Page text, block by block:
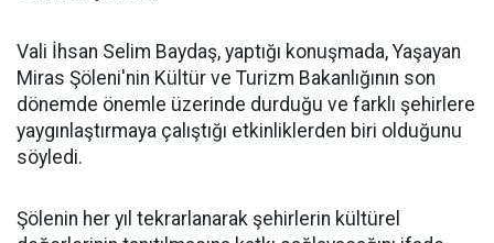
Vali İhsan Selim Baydaş, yaptığı konuşmada, Yaşayan
Miras Şöleni'nin Kültür ve Turizm Bakanlığının son
dönemde önemle üzerinde durduğu ve farklı şehirlere
yaygınlaştırmaya çalıştığı etkinliklerden biri olduğunu
söyledi.
Şölenin her yıl tekrarlanarak şehirlerin kültürel